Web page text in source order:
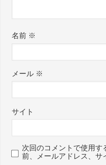
名前 ※
メール ※
サイト
次回のコメントで使用す
前、メールアドレス、サ